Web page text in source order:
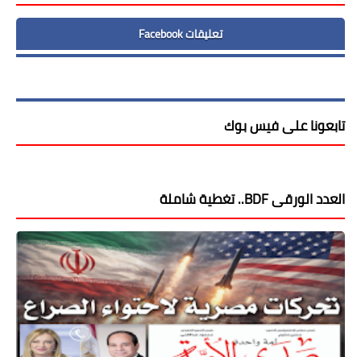
تعليقات Facebook
تابعونا على فيس بوك
العدد الورقى BDF.. تغطية شاملة